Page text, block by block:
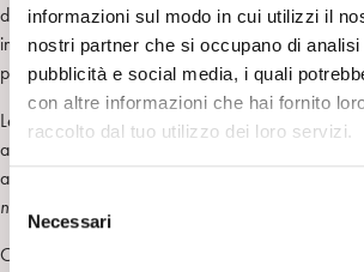
informazioni sul modo in cui utilizzi il
nostri partner che si occupano di analisi
pubblicità e social media, i quali
con altre informazioni che hai fornito
raccolto dal tuo utilizzo dei loro servizi.
l
Necessari
di essenziali, insostituibili e attivi interlocutori,in
interazioni significative con il figlio, anche in
psicoterapeutici.
Le esperienze emozionali, affettive, di legame,
analitica non sono solo segni di una ripetizione
anche una continua
nell’interazione significativa con l’altro, in presenza
Consentire a genitori e bambini in difficoltà